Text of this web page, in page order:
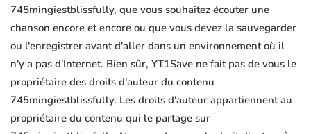
745mingiestblissfully, que vous souhaitez écouter une
chanson encore et encore ou que vous devez la sauvegarder
ou l'enregistrer avant d'aller dans un environnement où il
n'y a pas d'Internet. Bien sûr, YT1Save ne fait pas de vous le
propriétaire des droits d'auteur du contenu
745mingiestblissfully. Les droits d'auteur appartiennent au
propriétaire du contenu qui le partage sur